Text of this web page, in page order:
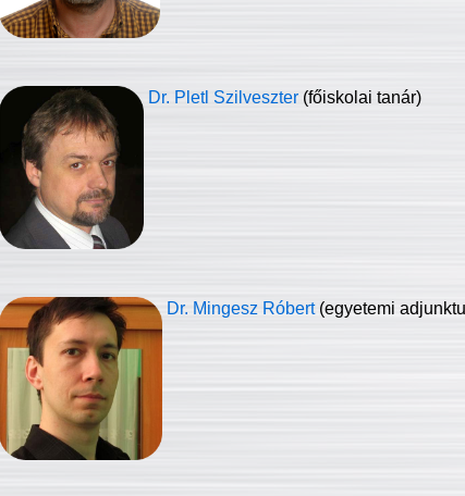
Dr. Pletl Szilveszter (főiskolai tanár)
Dr. Mingesz Róbert (egyetemi